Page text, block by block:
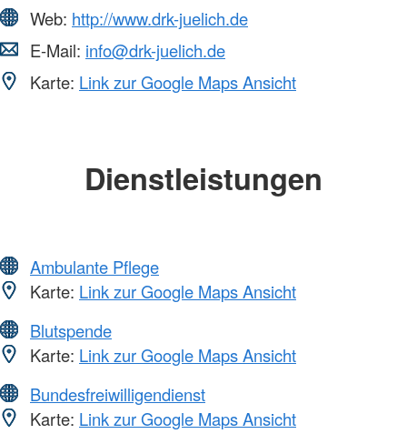
Web: http://www.drk-juelich.de
E-Mail: info@drk-juelich.de
Karte: Link zur Google Maps Ansicht
Dienstleistungen
Ambulante Pflege
Karte: Link zur Google Maps Ansicht
Blutspende
Karte: Link zur Google Maps Ansicht
Bundesfreiwilligendienst
Karte: Link zur Google Maps Ansicht